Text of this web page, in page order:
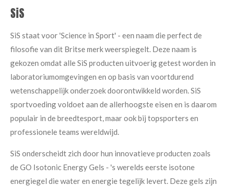
SiS
SiS staat voor 'Science in Sport' - een naam die perfect de
filosofie van dit Britse merk weerspiegelt. Deze naam is
gekozen omdat alle SiS producten uitvoerig getest worden in
laboratoriumomgevingen en op basis van voortdurend
wetenschappelijk onderzoek doorontwikkeld worden. SiS
sportvoeding voldoet aan de allerhoogste eisen en is daarom
populair in de breedtesport, maar ook bij topsporters en
professionele teams wereldwijd.
SiS onderscheidt zich door hun innovatieve producten zoals
de GO Isotonic Energy Gels - 's werelds eerste isotone
energiegel die water en energie tegelijk levert. Deze gels zijn